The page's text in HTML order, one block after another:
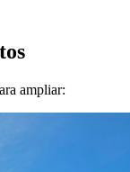
ampliar: